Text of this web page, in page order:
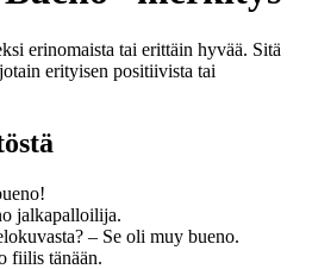
erinomaista tai erittäin hyvää. Sitä
erityisen positiivista tai
jalkapalloilija.
– Se oli muy bueno.
fiilis tänään.